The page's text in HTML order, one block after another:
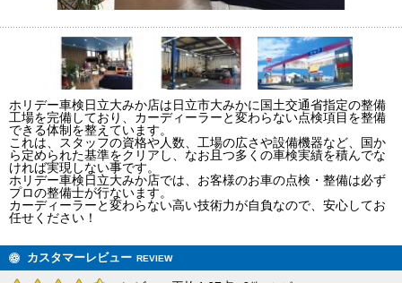
ホリデー車検日立大みか店は日立市大みかに国土交通省指定の整備
工場を完備しており、カーディーラーと変わらない点検項目を整備
できる体制を整えています。
これは、スタッフの資格や人数、工場の広さや設備機器など、国か
ら定められた基準をクリアし、なお且つ多くの車検実績を積んでな
ければ実現しない事です。
ホリデー車検日立大みか店では、お客様のお車の点検・整備は必ず
プロの整備士が行ないます。
カーディーラーと変わらない高い技術力が自負なので、安心してお
任せください！
カスタマーレビュー REVIEW